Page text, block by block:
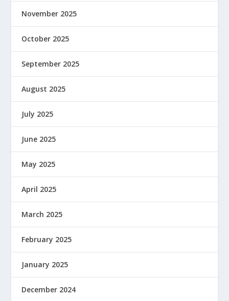
November 2025
October 2025
September 2025
August 2025
July 2025
June 2025
May 2025
April 2025
March 2025
February 2025
January 2025
December 2024